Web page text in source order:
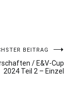
BEITRAG
/ E&V-Cup
2024 Teil 2 – Einzel